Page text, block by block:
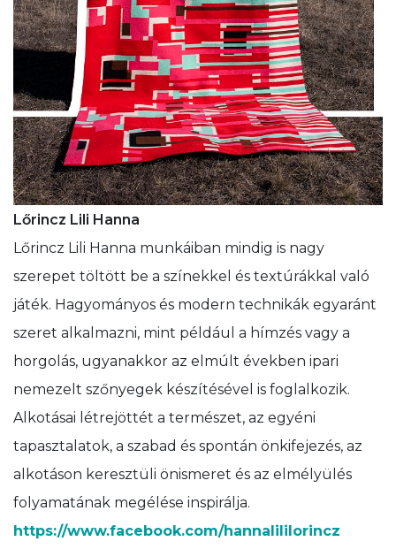
Lőrincz Lili Hanna
Lőrincz Lili Hanna munkáiban mindig is nagy
szerepet töltött be a színekkel és textúrákkal való
játék. Hagyományos és modern technikák egyaránt
szeret alkalmazni, mint például a hímzés vagy a
horgolás, ugyanakkor az elmúlt években ipari
nemezelt szőnyegek készítésével is foglalkozik.
Alkotásai létrejöttét a természet, az egyéni
tapasztalatok, a szabad és spontán önkifejezés, az
alkotáson keresztüli önismeret és az elmélyülés
folyamatának megélése inspirálja.
https://www.facebook.com/hannalililorincz